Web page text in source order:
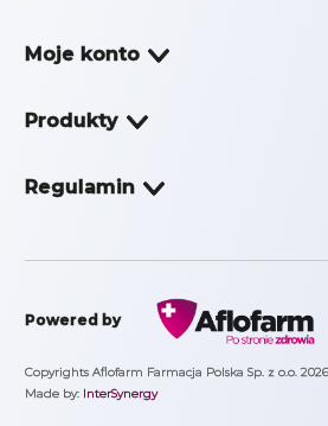
Moje konto
Produkty
Regulamin
Powered by
Copyrights Aflofarm Farmacja Polska Sp. z o.o.
Made by: InterSynergy